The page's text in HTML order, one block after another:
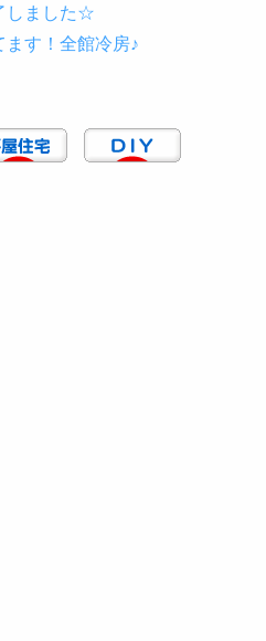
しました☆
ます！全館冷房♪